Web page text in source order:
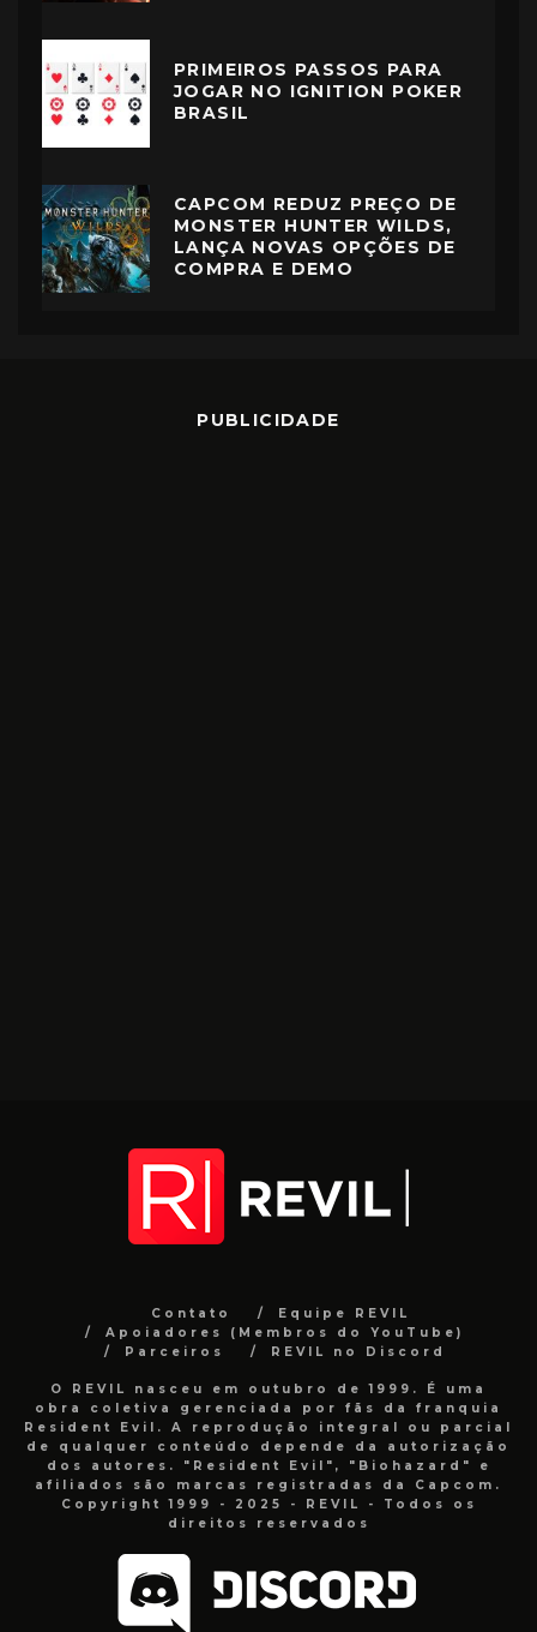
PRIMEIROS PASSOS PARA
JOGAR NO IGNITION POKER
BRASIL
CAPCOM REDUZ PREÇO DE
MONSTER HUNTER WILDS,
LANÇA NOVAS OPÇÕES DE
COMPRA E DEMO
PUBLICIDADE
Contato
Equipe REVIL
Apoiadores (Membros do YouTube)
Parceiros
REVIL no Discord
O REVIL nasceu em outubro de 1999. É uma
obra coletiva gerenciada por fãs da franquia
Resident Evil. A reprodução integral ou parcial
de qualquer conteúdo depende da autorização
dos autores. "Resident Evil", "Biohazard" e
afiliados são marcas registradas da Capcom.
Copyright 1999 - 2025 - REVIL - Todos os
direitos reservados